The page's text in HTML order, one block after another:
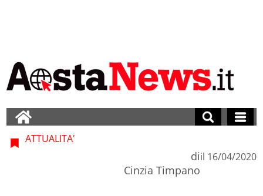
ATTUALITA'
di
Cinzia Timpano
il 16/04/2020